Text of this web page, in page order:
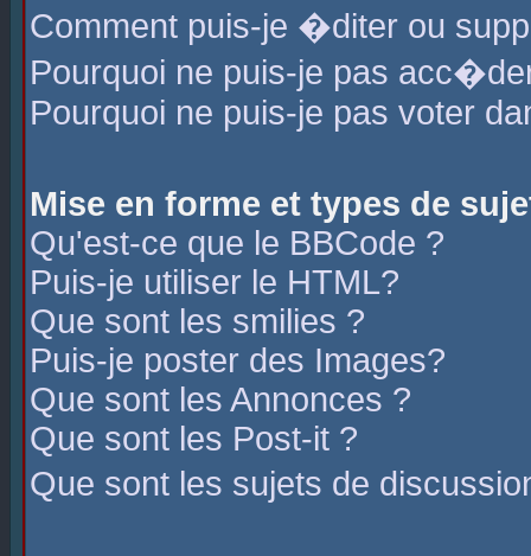
Comment puis-je �diter ou
Pourquoi ne puis-je pas
Pourquoi ne puis-je pas voter
Mise en forme et types de
Qu'est-ce que le BBCode ?
Puis-je utiliser le HTML?
Que sont les smilies ?
Puis-je poster des Images?
Que sont les Annonces ?
Que sont les Post-it ?
Que sont les sujets de